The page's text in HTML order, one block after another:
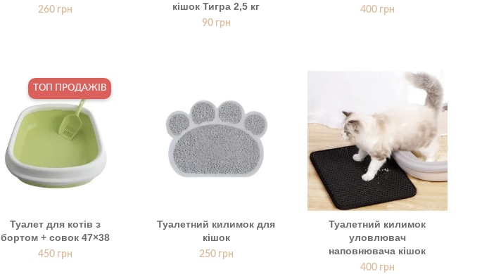
260грн
кішок Тигра 2,5 кг
90грн
400грн
ТОП ПРОДАЖІВ
Туалет для котів з
бортом + совок 47×38
450грн
Туалетний килимок для
кішок
250грн
Туалетний килимок
уловлювач
наповнювача кішок
400грн